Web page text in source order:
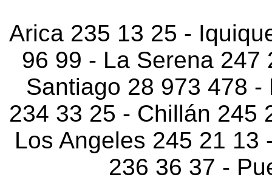
Arica 235 13 25 -
96 99 - La Serena 247
Santiago 28 973 478
234 33 25 - Chillán 245
Los Angeles 245 21 13
236 36 37 -